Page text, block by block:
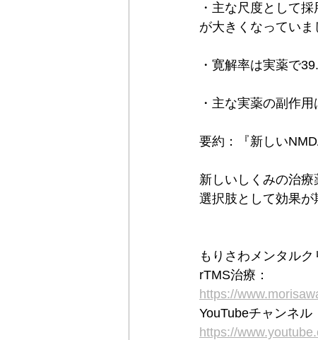
・主な尺度として
が大きくなっていま
・寛解率は実薬で
・主な実薬の副作
要約：『新しい
新しいしくみの治
選択肢として効果が
もりさわメンタルク
rTMS治療：
https://
YouTubeチャンネル
https://